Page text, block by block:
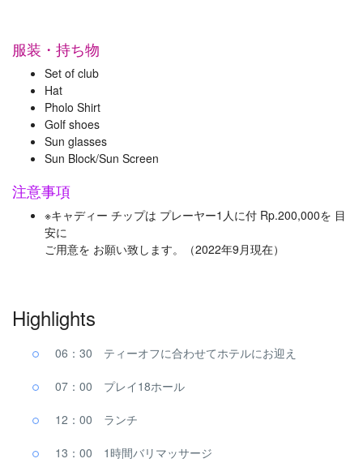
服装・持ち物
Set of club
Hat
Pholo Shirt
Golf shoes
Sun glasses
Sun Block/Sun Screen
注意事項
※キャディー チップは プレーヤー1人に付 Rp.200,000を 目
安に
ご用意を お願い致します。（2022年9月現在）
Highlights
06：30 ティーオフに合わせてホテルにお迎え
07：00 プレイ18ホール
12：00 ランチ
13：00 1時間バリマッサージ